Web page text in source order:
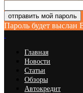
Пароль будет выслан
Главная
Новости
Статьи
Обзоры
Автокредит